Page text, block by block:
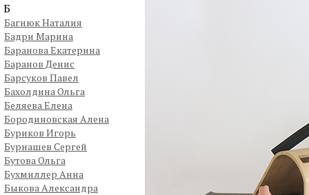
Б
Багнюк Наталия
Бадри Марина
Баранова Екатерина
Баранов Денис
Барсуков Павел
Бахолдина Ольга
Беляева Елена
Бородиновская Алена
Буриков Игорь
Бурнашев Сергей
Бутова Ольга
Бухмиллер Анна
Быкова Александра